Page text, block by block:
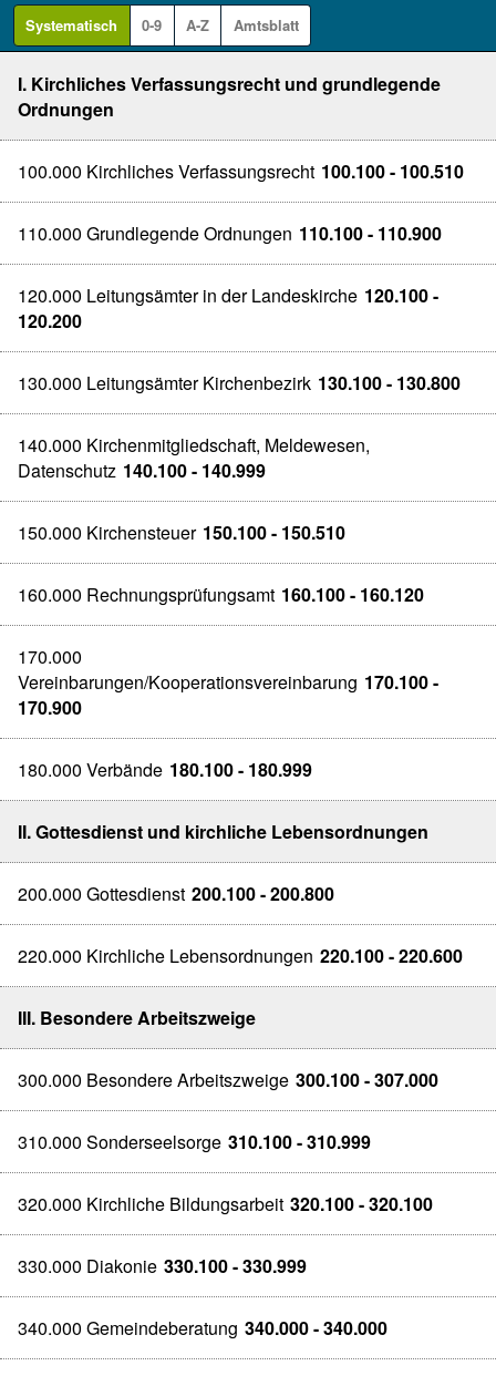
Systematisch 0-9 A-Z Amtsblatt
I. Kirchliches Verfassungsrecht und grundlegende
Ordnungen
100.000 Kirchliches Verfassungsrecht 100.100 - 100.510
110.000 Grundlegende Ordnungen 110.100 - 110.900
120.000 Leitungsämter in der Landeskirche 120.100 -
120.200
130.000 Leitungsämter Kirchenbezirk 130.100 - 130.800
140.000 Kirchenmitgliedschaft, Meldewesen,
Datenschutz 140.100 - 140.999
150.000 Kirchensteuer 150.100 - 150.510
160.000 Rechnungsprüfungsamt 160.100 - 160.120
170.000
Vereinbarungen/Kooperationsvereinbarung 170.100 -
170.900
180.000 Verbände 180.100 - 180.999
II. Gottesdienst und kirchliche Lebensordnungen
200.000 Gottesdienst 200.100 - 200.800
220.000 Kirchliche Lebensordnungen 220.100 - 220.600
III. Besondere Arbeitszweige
300.000 Besondere Arbeitszweige 300.100 - 307.000
310.000 Sonderseelsorge 310.100 - 310.999
320.000 Kirchliche Bildungsarbeit 320.100 - 320.100
330.000 Diakonie 330.100 - 330.999
340.000 Gemeindeberatung 340.000 - 340.000